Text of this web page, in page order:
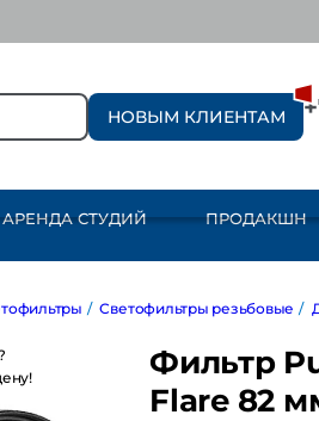
НОВЫМ КЛИЕНТАМ
АРЕНДА СТУДИЙ ПРОДАКШН
/ Светофильтры резьбовые /
Фильтр
Flare 82